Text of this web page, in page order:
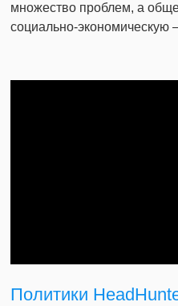
множество проблем, а
социально-экономическую
Политики